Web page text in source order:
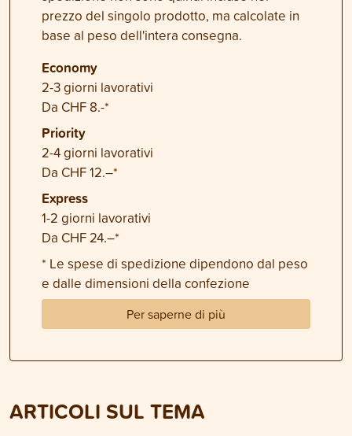
prezzo del singolo prodotto, ma calcolate in
base al peso dell'intera consegna.
Economy
2-3 giorni lavorativi
Da CHF 8.-*
Priority
2-4 giorni lavorativi
Da CHF 12.–*
Express
1-2 giorni lavorativi
Da CHF 24.–*
* Le spese di spedizione dipendono dal peso
e dalle dimensioni della confezione
Per saperne di più
ARTICOLI SUL TEMA